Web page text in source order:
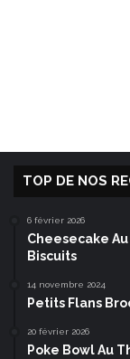
TOP DE NOS
6 février 2026
Cheesecake
Biscuits
14 novembre 2024
Petits Flans
20 février 2026
Poke Bowl Au